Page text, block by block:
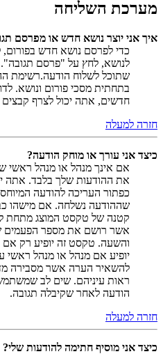
מערכת השליחה
איך אני יוצר נושא חדש או מפרסם
כדי לפרסם נושא חדש
לנושא, לחץ על "פרסם
שתוכל לשלוח הודעה.רשימת
בתחתית מסכי פורום ונושא.
חדשים, אתה יכול לצרף קבצים
חזרה למעלה
כיצד אני עורך או מוחק הודעה?
אם אינך מנהל או מנהל ראשי
את ההודעות שלך בלבד. אתה
כפתור העריכה להודעה
שההודעה נשלחה. אם מישהו
קטנה של טקסט המוצג מתחת
אשר רושם את מספר הפעמים
והשעה. טקסט זה יופיע רק
יופיע אם מנהל או מנהל
להשאיר הערה אשר מסבירה
ראות עיניהם. שים לב
הודעה לאחר שקיבלה תגובה.
חזרה למעלה
כיצד אני מוסיף חתימה להודעות שלי?